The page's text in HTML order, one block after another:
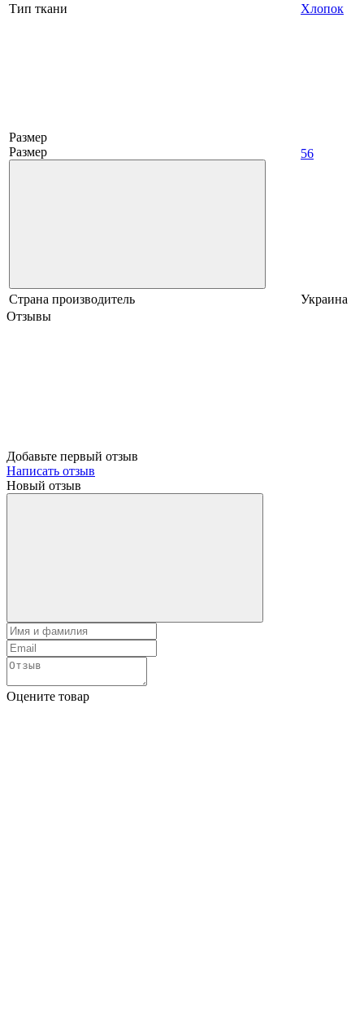
Тип ткани
Хлопок
Размер
Размер
56
Страна производитель
Украина
Отзывы
Добавьте первый отзыв
Написать отзыв
Новый отзыв
Оцените товар